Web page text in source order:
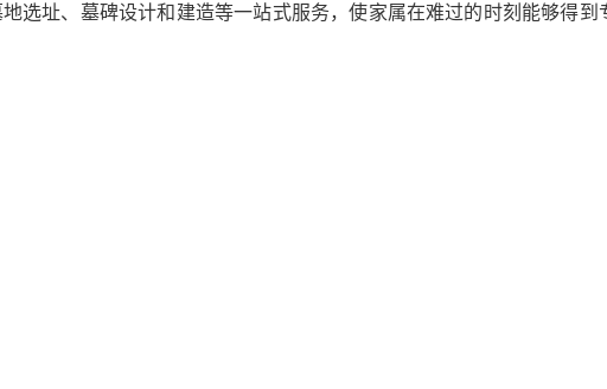
选址、墓碑设计和建造等一站式服务，使家属在难过的时刻能够得到